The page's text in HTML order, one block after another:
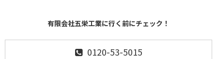
有限会社五栄工業に行く前にチェック！
0120-53-5015